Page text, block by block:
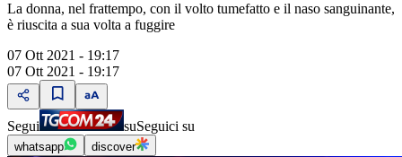
La donna, nel frattempo, con il volto tumefatto e il naso sanguinante,
è riuscita a sua volta a fuggire
07 Ott 2021 - 19:17
07 Ott 2021 - 19:17
Segui suSeguici su
whatsapp discover